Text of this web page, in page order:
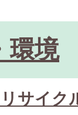
環境
サイク